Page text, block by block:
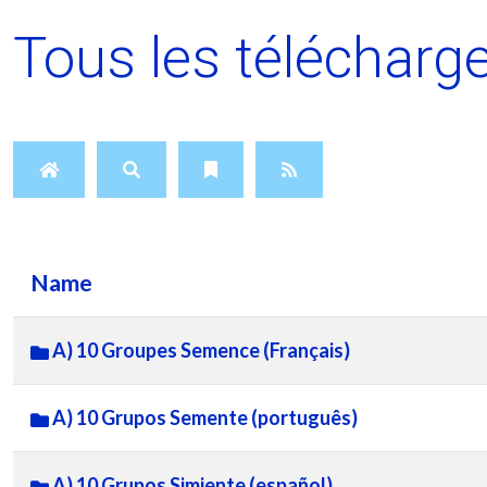
Tous les
Name
A) 10 Groupes Semence (Français)
A) 10 Grupos Semente (português)